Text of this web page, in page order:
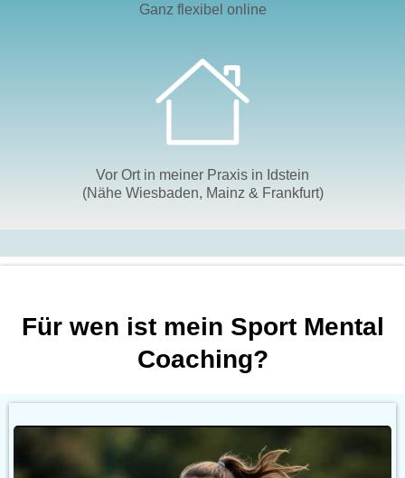
Ganz flexibel online
Vor Ort in meiner Praxis in Idstein
(Nähe Wiesbaden, Mainz & Frankfurt)
Für wen ist mein Sport Mental
Coaching?